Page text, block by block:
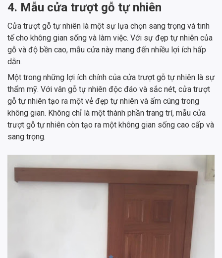
4. Mẫu cửa trượt gỗ tự nhiên
Cửa trượt gỗ tự nhiên là một sự lựa chọn sang trọng và tinh
tế cho không gian sống và làm việc. Với sự đẹp tự nhiên của
gỗ và độ bền cao, mẫu cửa này mang đến nhiều lợi ích hấp
dẫn.
Một trong những lợi ích chính của cửa trượt gỗ tự nhiên là sự
thẩm mỹ. Với vân gỗ tự nhiên độc đáo và sắc nét, cửa trượt
gỗ tự nhiên tạo ra một vẻ đẹp tự nhiên và ấm cúng trong
không gian. Không chỉ là một thành phần trang trí, mẫu cửa
trượt gỗ tự nhiên còn tạo ra một không gian sống cao cấp và
sang trọng.